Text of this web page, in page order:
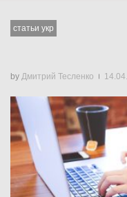
статьи укр
by Дмитрий Тесленко